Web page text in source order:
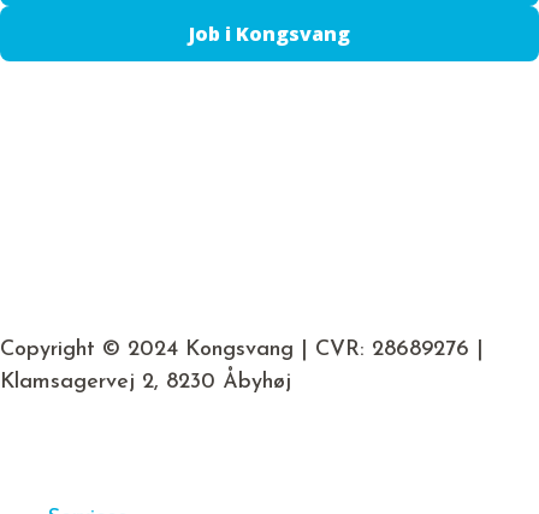
Job i Kongsvang
Copyright © 2024 Kongsvang | CVR: 28689276 |
Klamsagervej 2, 8230 Åbyhøj